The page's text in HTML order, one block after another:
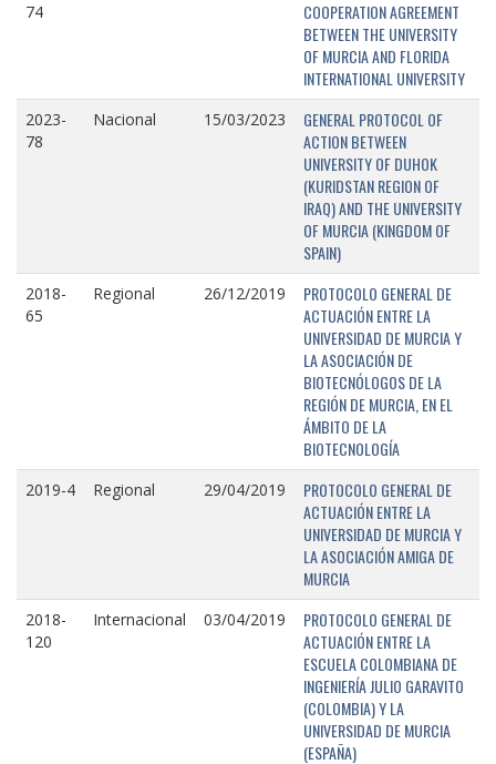
74
COOPERATION AGREEMENT
BETWEEN THE UNIVERSITY
OF MURCIA AND FLORIDA
INTERNATIONAL UNIVERSITY
2023-
78
Nacional 15/03/2023
GENERAL PROTOCOL OF
ACTION BETWEEN
UNIVERSITY OF DUHOK
(KURIDSTAN REGION OF
IRAQ) AND THE UNIVERSITY
OF MURCIA (KINGDOM OF
SPAIN)
2018-
65
Regional 26/12/2019
PROTOCOLO GENERAL DE
ACTUACIÓN ENTRE LA
UNIVERSIDAD DE MURCIA Y
LA ASOCIACIÓN DE
BIOTECNÓLOGOS DE LA
REGIÓN DE MURCIA, EN EL
ÁMBITO DE LA
BIOTECNOLOGÍA
2019-4 Regional 29/04/2019
PROTOCOLO GENERAL DE
ACTUACIÓN ENTRE LA
UNIVERSIDAD DE MURCIA Y
LA ASOCIACIÓN AMIGA DE
MURCIA
2018-
120
Internacional 03/04/2019
PROTOCOLO GENERAL DE
ACTUACIÓN ENTRE LA
ESCUELA COLOMBIANA DE
INGENIERÍA JULIO GARAVITO
(COLOMBIA) Y LA
UNIVERSIDAD DE MURCIA
(ESPAÑA)